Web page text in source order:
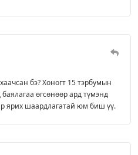
бэ? Хоногт 15 тэрбумын
баялагаа өгсөнөөр ард түмэнд
ярих шаардлагатай юм биш үү.